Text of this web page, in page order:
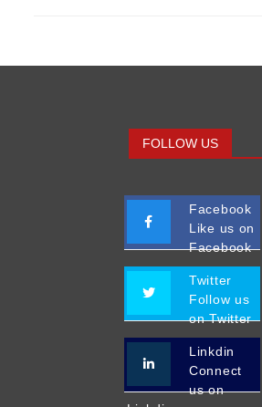
FOLLOW US
Facebook
Like us on
Facebook
Twitter
Follow us
on Twitter
Linkdin
Connect
us on